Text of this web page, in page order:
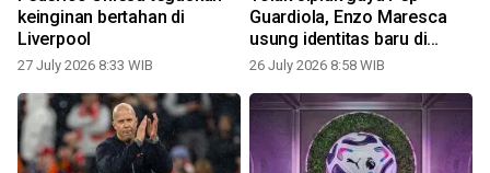
keinginan bertahan di
Liverpool
27 July 2026 8:33 WIB
Guardiola, Enzo Maresca
usung identitas baru di
Manchester City
26 July 2026 8:58 WIB